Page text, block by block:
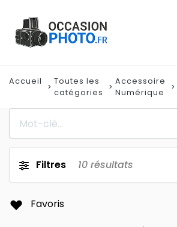
Accueil
Toutes les
catégories
Accessoire
Numérique
Filtres 10 résultats
Favoris